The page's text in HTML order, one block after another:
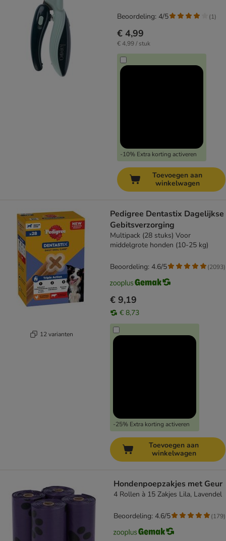
€ 4,99
€ 4,99 / stuk
-10% Extra korting activeren
Beoordeling: 4/5 (1)
Toevoegen aan
winkelwagen
12 varianten
Pedigree Dentastix Dagelijkse
Gebitsverzorging
Multipack (28 stuks) Voor
middelgrote honden (10-25 kg)
€ 9,19
€ 8,73
-25% Extra korting activeren
Beoordeling: 4.6/5 (2093)
Toevoegen aan
winkelwagen
Hondenpoepzakjes met Geur
4 Rollen à 15 Zakjes Lila, Lavendel
Beoordeling: 4.6/5 (179)